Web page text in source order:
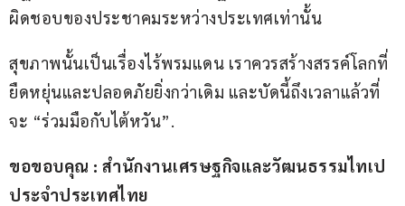
ผิดชอบของประชาคมระหว่างประเทศเท่านั้น
สุขภาพนั้นเป็นเรื่องไร้พรมแดน เราควรสร้างสรรค์โลกที่
ยืดหยุ่นและปลอดภัยยิ่งกว่าเดิม และบัดนี้ถึงเวลาแล้วที่
จะ “ร่วมมือกับไต้หวัน”.
ขอขอบคุณ : สำนักงานเศรษฐกิจและวัฒนธรรมไทเป
ประจำประเทศไทย